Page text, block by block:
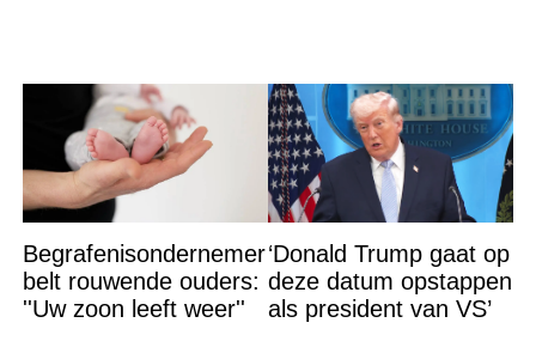
Begrafenisondernemer
belt rouwende ouders:
''Uw zoon leeft weer''
‘Donald Trump gaat op
deze datum opstappen
als president van VS’